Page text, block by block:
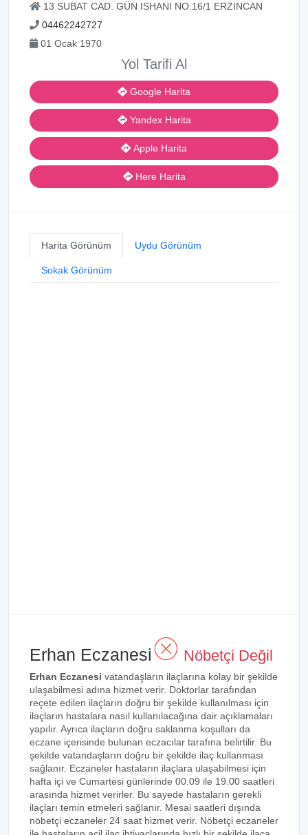
13 SUBAT CAD. GÜN ISHANI NO:16/1 ERZINCAN
04462242727
01 Ocak 1970
Yol Tarifi Al
Google Harita
Yandex Harita
Apple Harita
Here Harita
Harita Görünüm Uydu Görünüm
Sokak Görünüm
Erhan Eczanesi Nöbetçi Değil
Erhan Eczanesi vatandaşların ilaçlarına kolay bir şekilde
ulaşabilmesi adına hizmet verir. Doktorlar tarafından
reçete edilen ilaçların doğru bir şekilde kullanılması için
ilaçların hastalara nasıl kullanılacağına dair açıklamaları
yapılır. Ayrıca ilaçların doğru saklanma koşulları da
eczane içerisinde bulunan eczacılar tarafına belirtilir. Bu
şekilde vatandaşların doğru bir şekilde ilaç kullanması
sağlanır. Eczaneler hastaların ilaçlara ulaşabilmesi için
hafta içi ve Cumartesi günlerinde 00.09 ile 19.00 saatleri
arasında hizmet verirler. Bu sayede hastaların gerekli
ilaçları temin etmeleri sağlanır. Mesai saatleri dışında
nöbetçi eczaneler 24 saat hizmet verir. Nöbetçi eczaneler